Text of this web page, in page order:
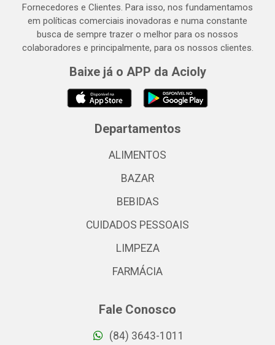
Fornecedores e Clientes. Para isso, nos fundamentamos
em políticas comerciais inovadoras e numa constante
busca de sempre trazer o melhor para os nossos
colaboradores e principalmente, para os nossos clientes.
Baixe já o APP da Acioly
Departamentos
ALIMENTOS
BAZAR
BEBIDAS
CUIDADOS PESSOAIS
LIMPEZA
FARMÁCIA
Fale Conosco
(84) 3643-1011